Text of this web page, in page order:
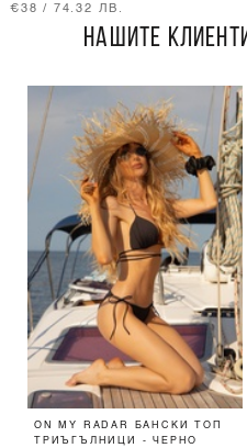
€38 / 74.32 ЛВ.
НАШИТЕ
ON MY RADAR БАНСКИ ТОП
ТРИЪГЪЛНИЦИ - ЧЕРНО